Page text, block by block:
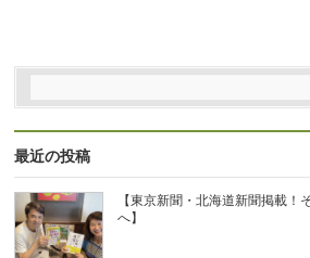
最近の投稿
【東京新聞・北海道新聞掲載！
へ】